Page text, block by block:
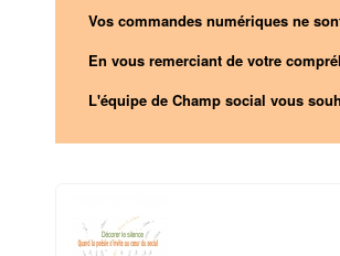
Vos commandes numériques ne
En vous remerciant de votre
L'équipe de Champ social vous